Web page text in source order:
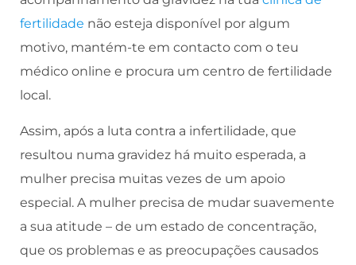
fertilidade não esteja disponível por algum
motivo, mantém-te em contacto com o teu
médico online e procura um centro de fertilidade
local.
Assim, após a luta contra a infertilidade, que
resultou numa gravidez há muito esperada, a
mulher precisa muitas vezes de um apoio
especial. A mulher precisa de mudar suavemente
a sua atitude – de um estado de concentração,
que os problemas e as preocupações causados